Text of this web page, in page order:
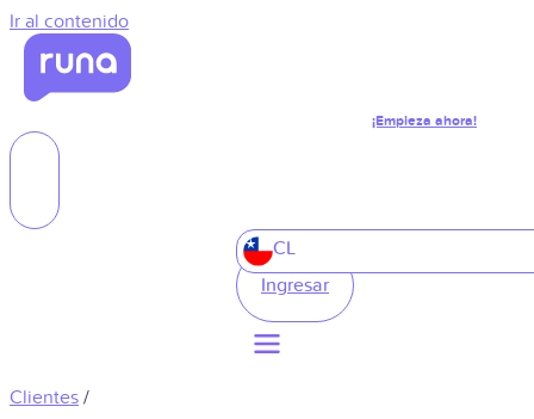
Ir al contenido
¡Empieza ahora!
CL
Ingresar
Clientes /